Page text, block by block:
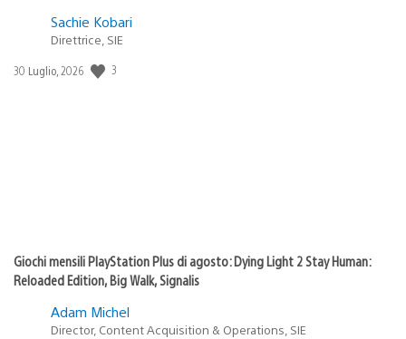
Sachie Kobari
Direttrice, SIE
Data
30 Luglio, 2026 3
Giochi mensili PlayStation Plus di agosto: Dying Light 2 Stay Human:
Reloaded Edition, Big Walk, Signalis
Adam Michel
Director, Content Acquisition & Operations, SIE